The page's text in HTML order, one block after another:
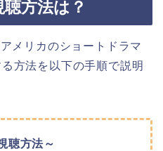
方法は？
メリカのショートドラマ
方法を以下の手順で説明
聴方法～